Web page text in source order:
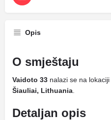
Opis
O smještaju
Vaidoto 33 nalazi se na lokaciji
Šiauliai, Lithuania
Detaljan opis